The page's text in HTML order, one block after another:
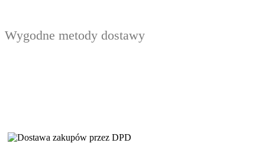
Wygodne metody dostawy